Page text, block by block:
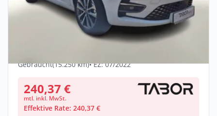
Privat & Gewerbe
Renault Zoe ZE50 R135 Intens Kauf-Bat.
LED Nav Schuko Leasing privat
Gebraucht(15.250 km)• EZ: 07/2022
240,37 €
mtl. inkl. MwSt.
Effektive Rate: 240,37 €